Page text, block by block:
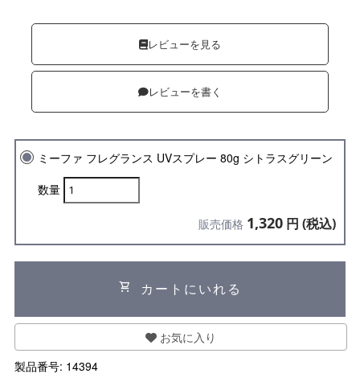
レビューを見る
レビューを書く
ミーファ フレグランス UVスプレー 80g シトラスグリーン
数量
販売価格 1,320 円 (税込)
shopping_cart カートにいれる
お気に入り
製品番号: 14394